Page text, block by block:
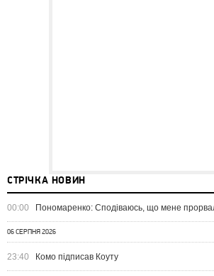
СТРІЧКА НОВИН
00:00 Пономаренко: Сподіваюсь, що мене
06 СЕРПНЯ 2026
23:40 Комо підписав Коуту